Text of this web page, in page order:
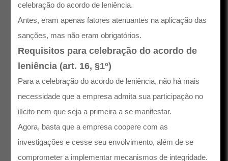
celebração do acordo de leniência.
Antes, eram apenas fatores atenuantes na aplicação das
sanções, mas não eram obrigatórios.
Requisitos para celebração do acordo de
leniência (art. 16, §1º)
Para a celebração do acordo de leniência, não há mais
necessidade que a empresa admita sua participação no
ilícito nem que seja a primeira a se manifestar.
Agora, basta que a empresa coopere com as
investigações e cesse seu envolvimento, além de se
comprometer a implementar mecanismos de integridade.